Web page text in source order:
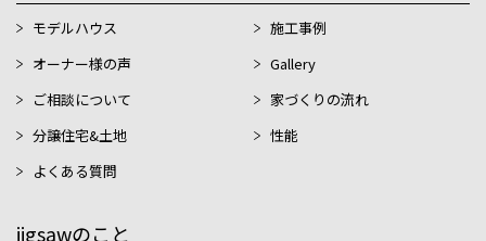
モデルハウス
施工事例
オーナー様の声
Gallery
ご相談について
家づくりの流れ
分譲住宅&土地
性能
よくある質問
jigsawのこと